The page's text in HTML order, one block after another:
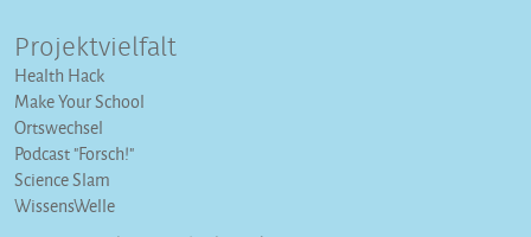
Projektvielfalt
Health Hack
Make Your School
Ortswechsel
Podcast "Forsch!"
Science Slam
WissensWelle